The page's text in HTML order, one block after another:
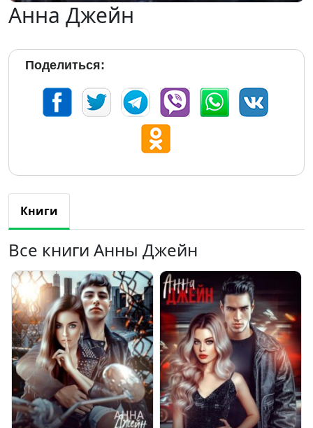
Анна Джейн
Поделиться:
Книги
Все книги Анны Джейн